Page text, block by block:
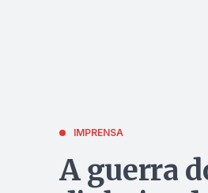
IMPRENSA
A guerra